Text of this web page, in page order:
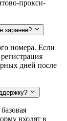
прокси-
заранее?
номера. Если
дней после
входят в